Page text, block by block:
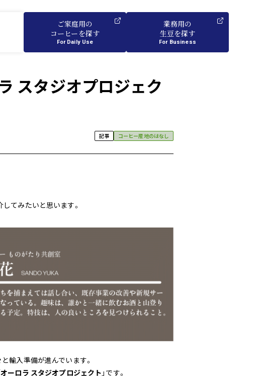
ご家庭用の
コーヒーを探す
For Daily Use
業務用の
生豆を探す
For Business
スタジオプロジェク
記事 コーヒー産地のはなし
てみたいと思います。
輸入準備が進んでいます。
オーロラ スタジオプロジェクト 」です。